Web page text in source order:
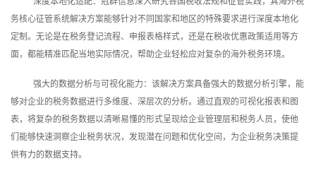
务核心征管系统解决方案能够针对不同国家和地区的特殊要求进行深度本地化
定制。无论是在税务登记流程、申报表格样式，还是在税收优惠政策适用等方
面，都能精准匹配当地实际情况，帮助企业轻松应对复杂的海外税务环境。
强大的数据分析与可视化能力：该解决方案具备强大的数据分析引擎，能
够对企业的税务数据进行多维度、深层次的分析。通过直观的可视化报表和图
表，将复杂的税务数据以清晰易懂的形式呈现给企业管理层和税务人员，使他
们能够快速洞察企业税务状况，发现潜在问题和优化空间，为企业税务决策提
供有力的数据支持。